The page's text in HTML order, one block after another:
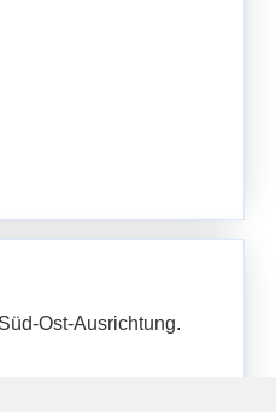
Ost-Ausrichtung.